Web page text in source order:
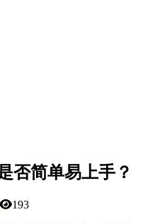
否简单易上手？
193